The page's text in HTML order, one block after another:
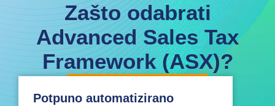
Zašto odabrati
Advanced Sales Tax
Framework (ASX)?
Potpuno automatizirano